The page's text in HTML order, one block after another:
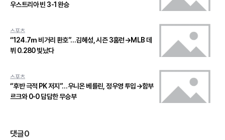
우스트리아 빈 3-1 완승
스포츠
“124.7ｍ 비거리 환호”…김혜성, 시즌 3홈런→MLB 데
뷔 0.280 빛났다
스포츠
“후반 극적 PK 저지”…우니온 베를린, 정우영 투입→함부
르크와 0-0 답답한 무승부
댓글0